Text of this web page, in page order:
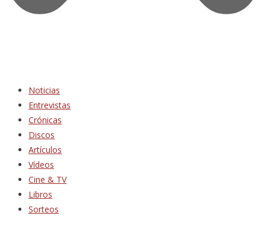
Noticias
Entrevistas
Crónicas
Discos
Artículos
Vídeos
Cine & TV
Libros
Sorteos